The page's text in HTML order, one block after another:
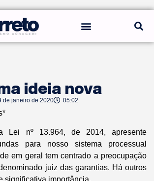
ideia nova
de janeiro de 2020 05:02
Lei nº 13.964, de 2014, apresente
para nosso sistema processual
em geral tem centrado a preocupação
juiz das garantias. Há outros
significativa importância.